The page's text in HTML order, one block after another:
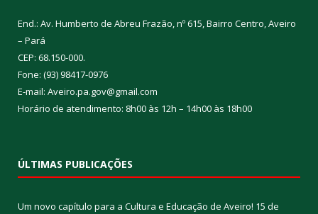
End.: Av. Humberto de Abreu Frazão, nº 615, Bairro Centro, Aveiro
– Pará
CEP: 68.150-000.
Fone: (93) 98417-0976
E-mail: Aveiro.pa.gov@gmail.com
Horário de atendimento: 8h00 às 12h – 14h00 às 18h00
ÚLTIMAS PUBLICAÇÕES
Um novo capítulo para a Cultura e Educação de Aveiro! 15 de